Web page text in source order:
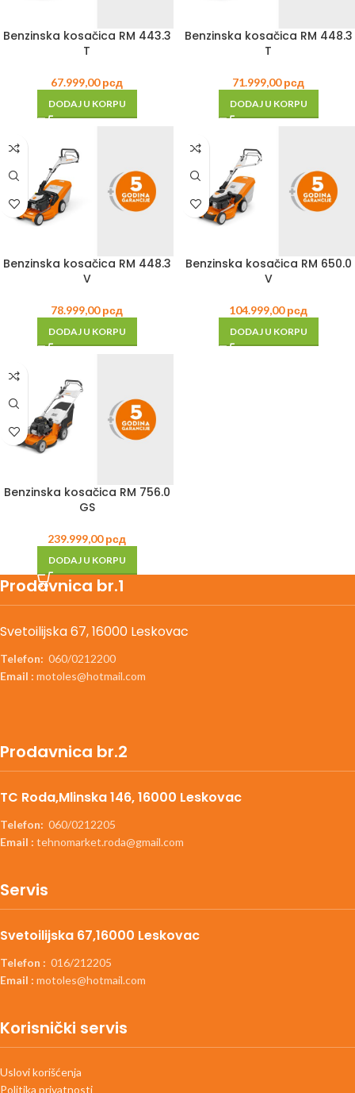
Benzinska kosačica RM 443.3
T
67.999,00рсд
DODAJ U KORPU
Benzinska kosačica RM 448.3
T
71.999,00рсд
DODAJ U KORPU
Benzinska kosačica RM 448.3
V
78.999,00рсд
DODAJ U KORPU
Benzinska kosačica RM 650.0
V
104.999,00рсд
DODAJ U KORPU
Benzinska kosačica RM 756.0
GS
239.999,00рсд
DODAJ U KORPU
Prodavnica br.1
Svetoilijska 67, 16000 Leskovac
Telefon: 060/0212200
Email : motoles@hotmail.com
Prodavnica br.2
TC Roda,Mlinska 146, 16000 Leskovac
Telefon: 060/0212205
Email : tehnomarket.roda@gmail.com
Servis
Svetoilijska 67,16000 Leskovac
Telefon : 016/212205
Email : motoles@hotmail.com
Korisnički servis
Uslovi korišćenja
Politika privatnosti